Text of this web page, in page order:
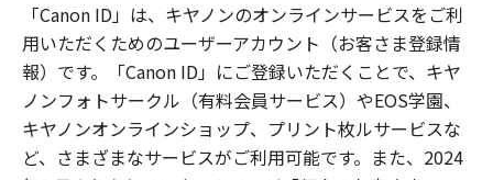
「Canon ID」は、キヤノンのオンラインサービスをご利
用いただくためのユーザーアカウント（お客さま登録情
報）です。「Canon ID」にご登録いただくことで、キヤ
ノンフォトサークル（有料会員サービス）やEOS学園、
キヤノンオンラインショップ、プリント枚ルサービスな
ど、さまざまなサービスがご利用可能です。また、2024